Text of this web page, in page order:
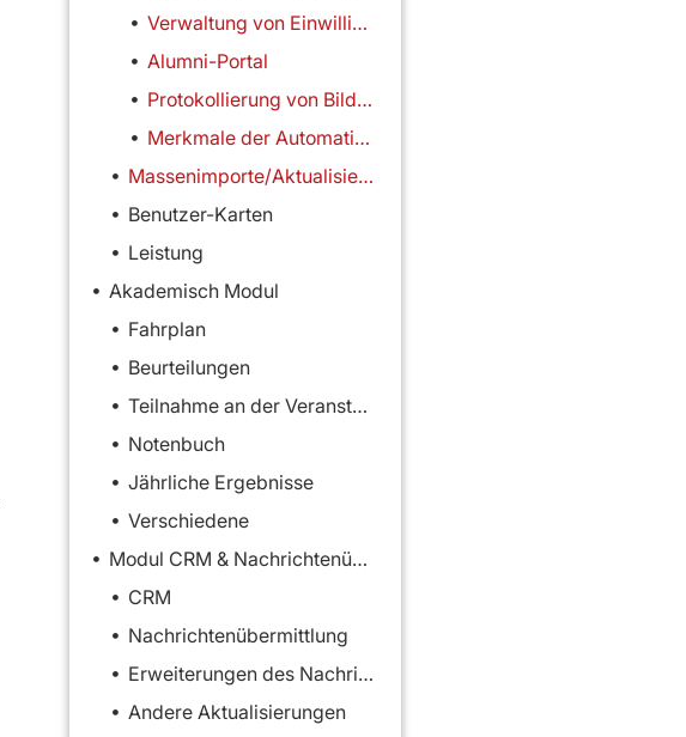
Verwaltung von Einwilligungen
Alumni-Portal
Protokollierung von Bildungsprogrammen
Merkmale der Automatisierung
Massenimporte/Aktualisierungen
Benutzer-Karten
Leistung
Akademisch Modul
Fahrplan
Beurteilungen
Teilnahme an der Veranstaltung
Notenbuch
Jährliche Ergebnisse
Verschiedene
Modul CRM & Nachrichtenübermittlung
CRM
Nachrichtenübermittlung
Erweiterungen des Nachrichtenzentrums
Andere Aktualisierungen